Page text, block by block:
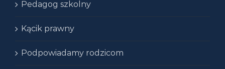
Pedagog szkolny
Kącik prawny
Podpowiadamy rodzicom